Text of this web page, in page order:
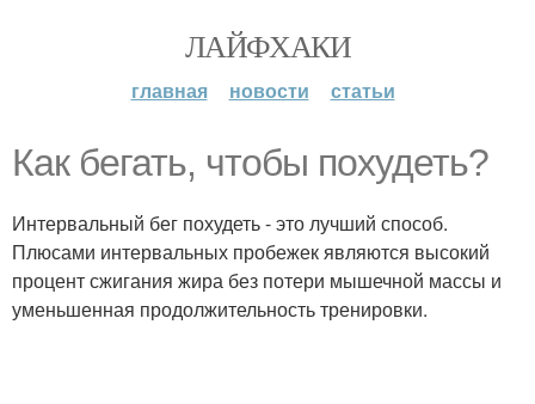
ЛАЙФХАКИ
главная новости статьи
Как бегать, чтобы похудеть?
Интервальный бег похудеть - это лучший способ.
Плюсами интервальных пробежек являются высокий
процент сжигания жира без потери мышечной массы и
уменьшенная продолжительность тренировки.